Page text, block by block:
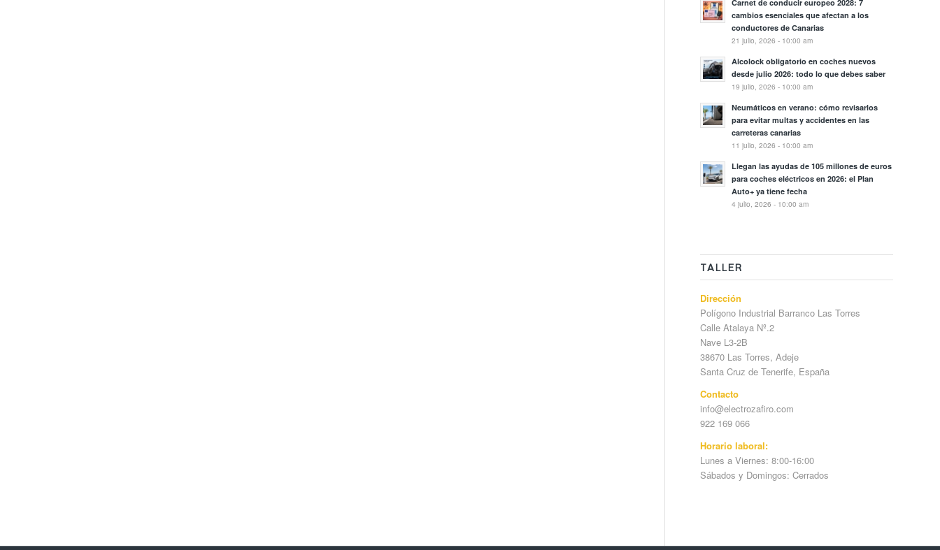
Carnet de conducir europeo 2028: 7
cambios esenciales que afectan a los
conductores de Canarias
21 julio, 2026 - 10:00 am
Alcolock obligatorio en coches nuevos
desde julio 2026: todo lo que debes saber
19 julio, 2026 - 10:00 am
Neumáticos en verano: cómo revisarlos
para evitar multas y accidentes en las
carreteras canarias
11 julio, 2026 - 10:00 am
Llegan las ayudas de 105 millones de euros
para coches eléctricos en 2026: el Plan
Auto+ ya tiene fecha
4 julio, 2026 - 10:00 am
TALLER
Dirección
Polígono Industrial Barranco Las Torres
Calle Atalaya Nº.2
Nave L3-2B
38670 Las Torres, Adeje
Santa Cruz de Tenerife, España
Contacto
info@electrozafiro.com
922 169 066
Horario laboral:
Lunes a Viernes: 8:00-16:00
Sábados y Domingos: Cerrados